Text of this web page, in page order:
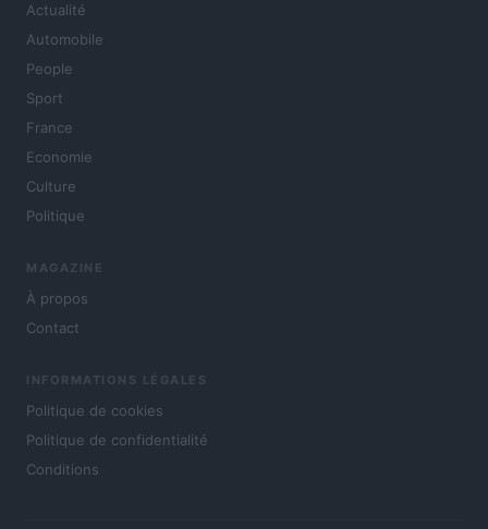
Actualité
Automobile
People
Sport
France
Economie
Culture
Politique
MAGAZINE
À propos
Contact
INFORMATIONS LÉGALES
Politique de cookies
Politique de confidentialité
Conditions